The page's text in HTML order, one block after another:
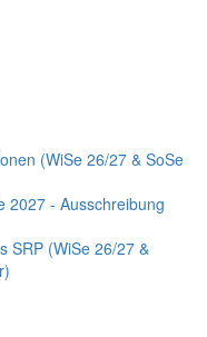
(WiSe 26/27 & SoSe
2027 - Ausschreibung
SRP (WiSe 26/27 &